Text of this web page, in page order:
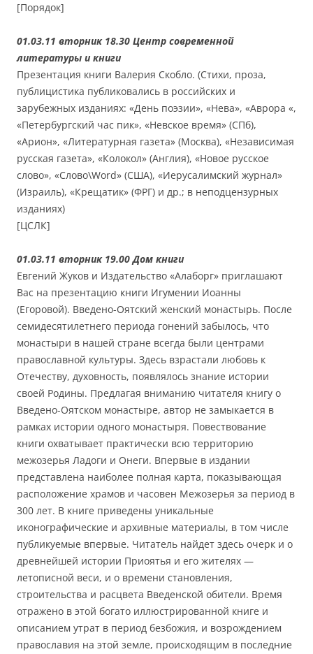
[Порядок]
01.03.11 вторник 18.30 Центр современной
литературы и книги
Презентация книги Валерия Скобло. (Стихи, проза,
публицистика публиковались в российских и
зарубежных изданиях: «День поэзии», «Нева», «Аврора «,
«Петербургский час пик», «Невское время» (СПб),
«Арион», «Литературная газета» (Москва), «Независимая
русская газета», «Колокол» (Англия), «Новое русское
слово», «Слово\Word» (США), «Иерусалимский журнал»
(Израиль), «Крещатик» (ФРГ) и др.; в неподцензурных
изданиях)
[ЦСЛК]
01.03.11 вторник 19.00 Дом книги
Евгений Жуков и Издательство «Алаборг» приглашают
Вас на презентацию книги Игумении Иоанны
(Егоровой). Введено-Оятский женский монастырь. После
семидесятилетнего периода гонений забылось, что
монастыри в нашей стране всегда были центрами
православной культуры. Здесь взрастали любовь к
Отечеству, духовность, появлялось знание истории
своей Родины. Предлагая вниманию читателя книгу о
Введено-Оятском монастыре, автор не замыкается в
рамках истории одного монастыря. Повествование
книги охватывает практически всю территорию
межозерья Ладоги и Онеги. Впервые в издании
представлена наиболее полная карта, показывающая
расположение храмов и часовен Межозерья за период в
300 лет. В книге приведены уникальные
иконографические и архивные материалы, в том числе
публикуемые впервые. Читатель найдет здесь очерк и о
древнейшей истории Приоятья и его жителях —
летописной веси, и о времени становления,
строительства и расцвета Введенской обители. Время
отражено в этой богато иллюстрированной книге и
описанием утрат в период безбожия, и возрождением
православия на этой земле, происходящим в последние